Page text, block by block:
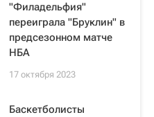
"Филадельфия"
переиграла "Бруклин" в
предсезонном матче
НБА
17 октября 2023
Баскетболисты